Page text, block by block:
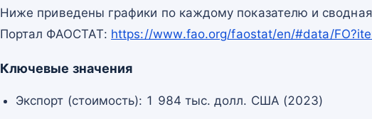
Ниже приведены графики по каждому показателю и
Портал ФАОСТАТ: https://www.fao.org/faostat/en/#data/
Ключевые значения
Экспорт (стоимость): 1 984 тыс. долл. США (2023)